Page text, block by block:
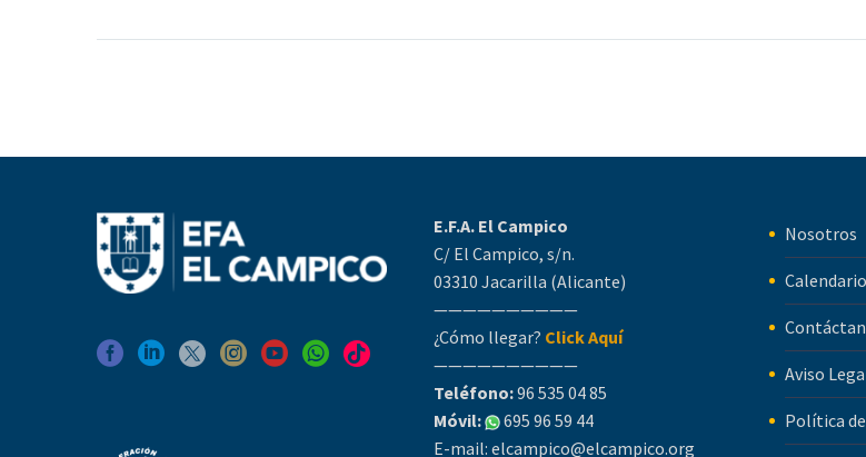
E.F.A. El Campico
C/ El Campico, s/n.
03310 Jacarilla (Alicante)
——————————
¿Cómo llegar? Click Aquí
——————————
Teléfono:96 535 04 85
Móvil:
695 96 59 44
E-mail: elcampico@elcampico.org
Nosotros
Aviso
Política